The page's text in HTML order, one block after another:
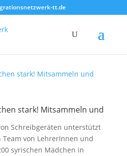
tt.de
stark! Mitsammeln und
Schreibgeräten unterstützt
von LehrerInnen und
syrischen Mädchen in